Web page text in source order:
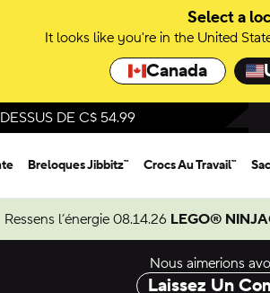
Select a
It looks like you're in the United
Canada
DE C$ 54.99
Breloques Jibbitz™ Crocs Au Travail™
Ressens l’énergie 08.14.26 LEGO®
Nous aimerions
Laissez Un